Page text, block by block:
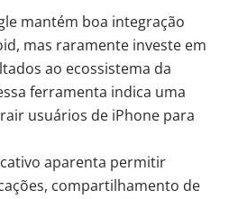
mantém boa integração
mas raramente investe em
ao ecossistema da
ferramenta indica uma
usuários de iPhone para
aparenta permitir
compartilhamento de